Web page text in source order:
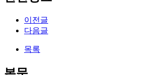
이전글
다음글
목록